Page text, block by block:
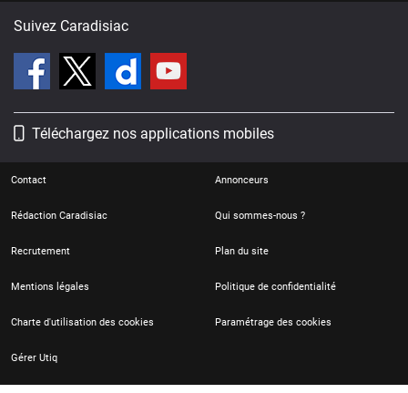
Suivez Caradisiac
Téléchargez nos applications mobiles
Contact Annonceurs
Rédaction Caradisiac Qui sommes-nous ?
Recrutement Plan du site
Mentions légales Politique de confidentialité
Charte d'utilisation des cookies Paramétrage des cookies
Gérer Utiq